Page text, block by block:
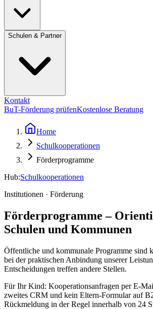
Schulen & Partner
Kontakt
BuT-Förderung prüfenKostenlose Beratung
Home
Schulkooperationen
Förderprogramme
Hub:Schulkooperationen
Institutionen · Förderung
Förderprogramme –
Schulen und Kommunen
Öffentliche und kommunale Programme sind
bei der praktischen Anbindung unserer
Entscheidungen treffen andere Stellen.
Für Ihr Kind: Kooperationsanfragen per E-
zweites CRM und kein Eltern-Formular auf
Rückmeldung in der Regel innerhalb von 24